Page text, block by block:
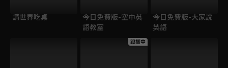
請世界吃桌
今日免費版-空中英
語教室
今日免費版-大家說
英語
跟播中